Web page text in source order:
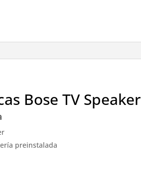
Bose TV
preinstalada